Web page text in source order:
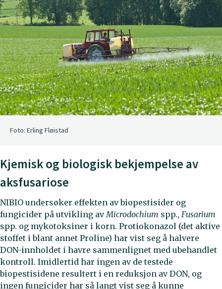
Foto: Erling Fløistad
Kjemisk og biologisk bekjempelse av
aksfusariose
NIBIO undersøker effekten av biopestisider og
fungicider på utvikling av Microdochium spp., Fusarium
spp. og mykotoksiner i korn. Protiokonazol (det aktive
stoffet i blant annet Proline) har vist seg å halvere
DON-innholdet i havre sammenlignet med ubehandlet
kontroll. Imidlertid har ingen av de testede
biopestisidene resultert i en reduksjon av DON, og
ingen fungicider har så langt vist seg å kunne